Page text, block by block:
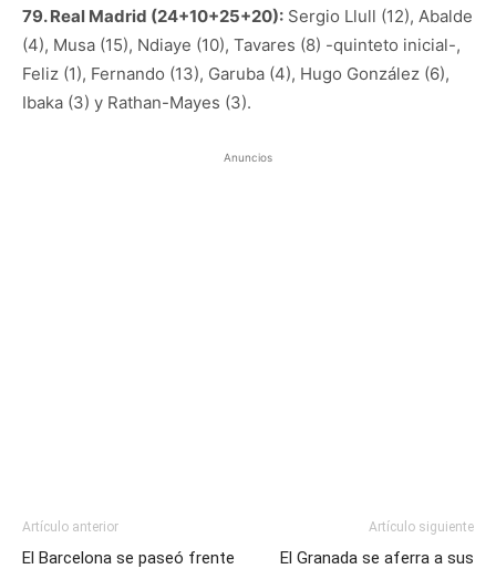
79. Real Madrid (24+10+25+20): Sergio Llull (12), Abalde
(4), Musa (15), Ndiaye (10), Tavares (8) -quinteto inicial-,
Feliz (1), Fernando (13), Garuba (4), Hugo González (6),
Ibaka (3) y Rathan-Mayes (3).
Anuncios
Artículo anterior
El Barcelona se paseó frente
Artículo siguiente
El Granada se aferra a sus